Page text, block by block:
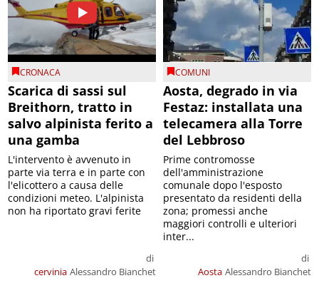
CRONACA
Scarica di sassi sul
Breithorn, tratto in
salvo alpinista ferito a
una gamba
cervinia
di
Alessandro Bianchet
L'intervento è avvenuto in
parte via terra e in parte con
l'elicottero a causa delle
condizioni meteo. L'alpinista
non ha riportato gravi ferite
COMUNI
Aosta, degrado in via
Festaz: installata una
telecamera alla Torre
del Lebbroso
Aosta
di
Alessandro Bianchet
Prime contromosse
dell'amministrazione
comunale dopo l'esposto
presentato da residenti della
zona; promessi anche
maggiori controlli e ulteriori
inter...